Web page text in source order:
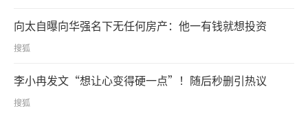
向太自曝向华强名下无任何房产：他一有钱就想投资
搜狐
李小冉发文“想让心变得硬一点”！随后秒删引热议
搜狐